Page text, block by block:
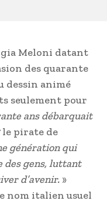
Meloni datant
des quarante
dessin animé
seulement pour
ans débarquait
le pirate de
génération qui
des gens, luttant
d’avenir. »
nom italien usuel